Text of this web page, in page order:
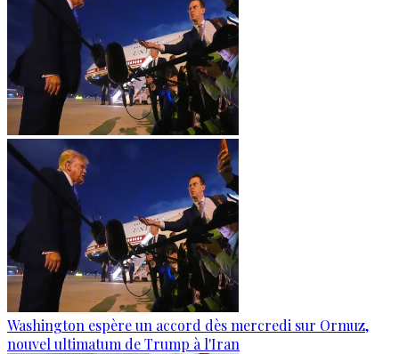
Washington espère un accord dès mercredi sur Ormuz,
nouvel ultimatum de Trump à l'Iran